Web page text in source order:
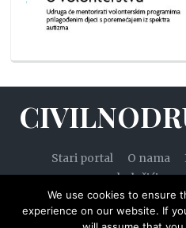
Stari portal O nama
kolačićima
We use cookies to ensure
experience on our website. If